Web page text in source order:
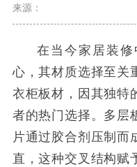
来源：
在当今家居装
心，其材质选择至关
衣柜板材，因其独特
者的热门选择。多层
片通过胶合剂压制而
直，这种交叉结构赋